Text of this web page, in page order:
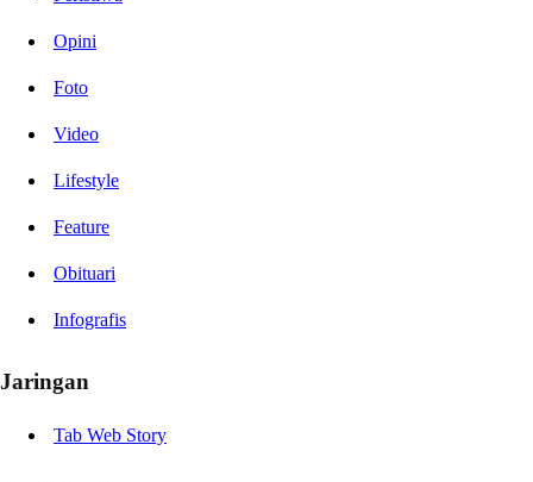
Opini
Foto
Video
Lifestyle
Feature
Obituari
Infografis
Jaringan
Tab Web Story